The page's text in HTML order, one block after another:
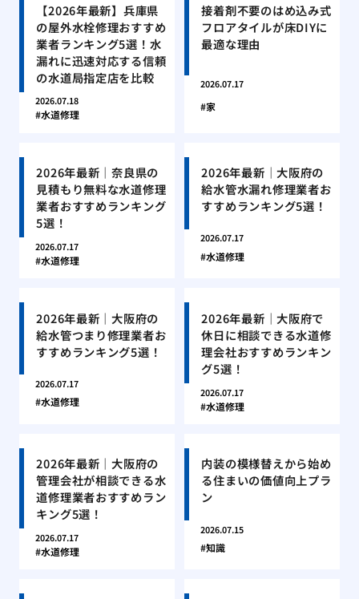
【2026年最新】兵庫県
の屋外水栓修理おすすめ
業者ランキング5選！水
漏れに迅速対応する信頼
の水道局指定店を比較
2026.07.18
水道修理
接着剤不要のはめ込み式
フロアタイルが床DIYに
最適な理由
2026.07.17
家
2026年最新｜奈良県の
見積もり無料な水道修理
業者おすすめランキング
5選！
2026.07.17
水道修理
2026年最新｜大阪府の
給水管水漏れ修理業者お
すすめランキング5選！
2026.07.17
水道修理
2026年最新｜大阪府の
給水管つまり修理業者お
すすめランキング5選！
2026.07.17
水道修理
2026年最新｜大阪府で
休日に相談できる水道修
理会社おすすめランキン
グ5選！
2026.07.17
水道修理
2026年最新｜大阪府の
管理会社が相談できる水
道修理業者おすすめラン
キング5選！
2026.07.17
水道修理
内装の模様替えから始め
る住まいの価値向上プラ
ン
2026.07.15
知識